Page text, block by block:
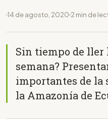
14 de agosto, 2020 2 min de
Sin tiempo de ller
semana?
importantes de la
la Amazonía de